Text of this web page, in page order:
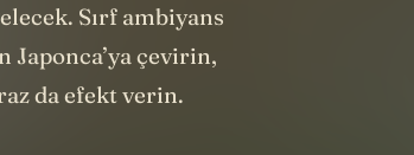
Sırf ambiyans
çevirin,
da efekt verin.